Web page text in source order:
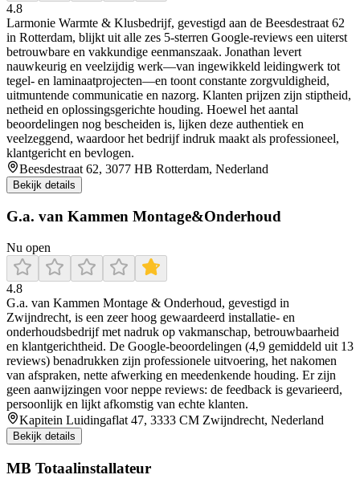
4.8
Larmonie Warmte & Klusbedrijf, gevestigd aan de Beesdestraat 62
in Rotterdam, blijkt uit alle zes 5‑sterren Google‑reviews een uiterst
betrouwbare en vakkundige eenmanszaak. Jonathan levert
nauwkeurig en veelzijdig werk—van ingewikkeld leidingwerk tot
tegel‐ en laminaatprojecten—en toont constante zorgvuldigheid,
uitmuntende communicatie en nazorg. Klanten prijzen zijn stiptheid,
netheid en oplossingsgerichte houding. Hoewel het aantal
beoordelingen nog bescheiden is, lijken deze authentiek en
veelzeggend, waardoor het bedrijf indruk maakt als professioneel,
klantgericht en bevlogen.
Beesdestraat 62, 3077 HB Rotterdam, Nederland
Bekijk details
G.a. van Kammen Montage&Onderhoud
Nu open
4.8
G.a. van Kammen Montage & Onderhoud, gevestigd in
Zwijndrecht, is een zeer hoog gewaardeerd installatie- en
onderhoudsbedrijf met nadruk op vakmanschap, betrouwbaarheid
en klantgerichtheid. De Google-beoordelingen (4,9 gemiddeld uit 13
reviews) benadrukken zijn professionele uitvoering, het nakomen
van afspraken, nette afwerking en meedenkende houding. Er zijn
geen aanwijzingen voor neppe reviews: de feedback is gevarieerd,
persoonlijk en lijkt afkomstig van echte klanten.
Kapitein Luidingaflat 47, 3333 CM Zwijndrecht, Nederland
Bekijk details
MB Totaalinstallateur